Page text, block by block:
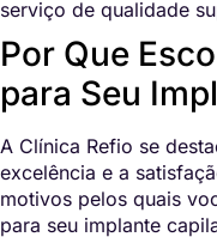
serviço de qualidade
Por Que
para Seu
A Clínica Refio se
excelência e a
motivos pelos quais
para seu implante